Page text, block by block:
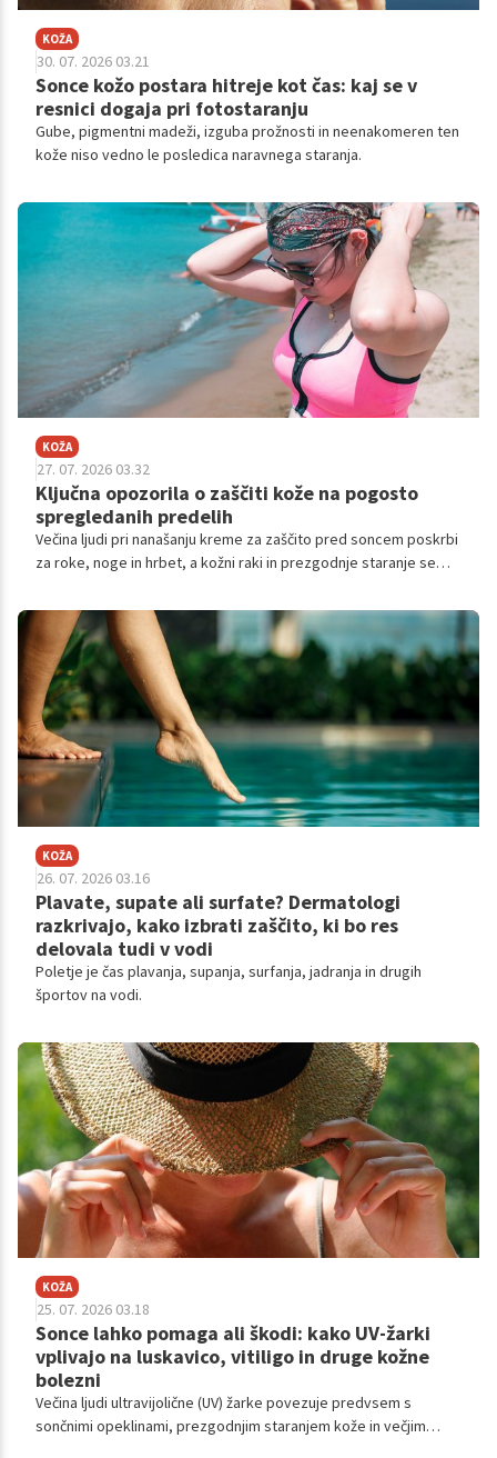
KOŽA
30. 07. 2026 03.21
Sonce kožo postara hitreje kot čas: kaj se v
resnici dogaja pri fotostaranju
Gube, pigmentni madeži, izguba prožnosti in neenakomeren ten
kože niso vedno le posledica naravnega staranja.
KOŽA
27. 07. 2026 03.32
Ključna opozorila o zaščiti kože na pogosto
spregledanih predelih
Večina ljudi pri nanašanju kreme za zaščito pred soncem poskrbi
za roke, noge in hrbet, a kožni raki in prezgodnje staranje se
KOŽA
26. 07. 2026 03.16
Plavate, supate ali surfate? Dermatologi
razkrivajo, kako izbrati zaščito, ki bo res
delovala tudi v vodi
Poletje je čas plavanja, supanja, surfanja, jadranja in drugih
športov na vodi.
KOŽA
25. 07. 2026 03.18
Sonce lahko pomaga ali škodi: kako UV-žarki
vplivajo na luskavico, vitiligo in druge kožne
bolezni
Večina ljudi ultravijolične (UV) žarke povezuje predvsem s
sončnimi opeklinami, prezgodnjim staranjem kože in večjim